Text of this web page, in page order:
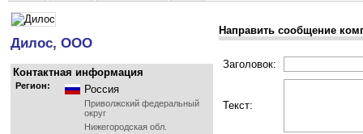
Дилос, ООО
Контактная информация
Регион: Россия
Приволжский федеральный
округ
Нижегородская обл.
Направить сообщение
Заголовок:
Текст: